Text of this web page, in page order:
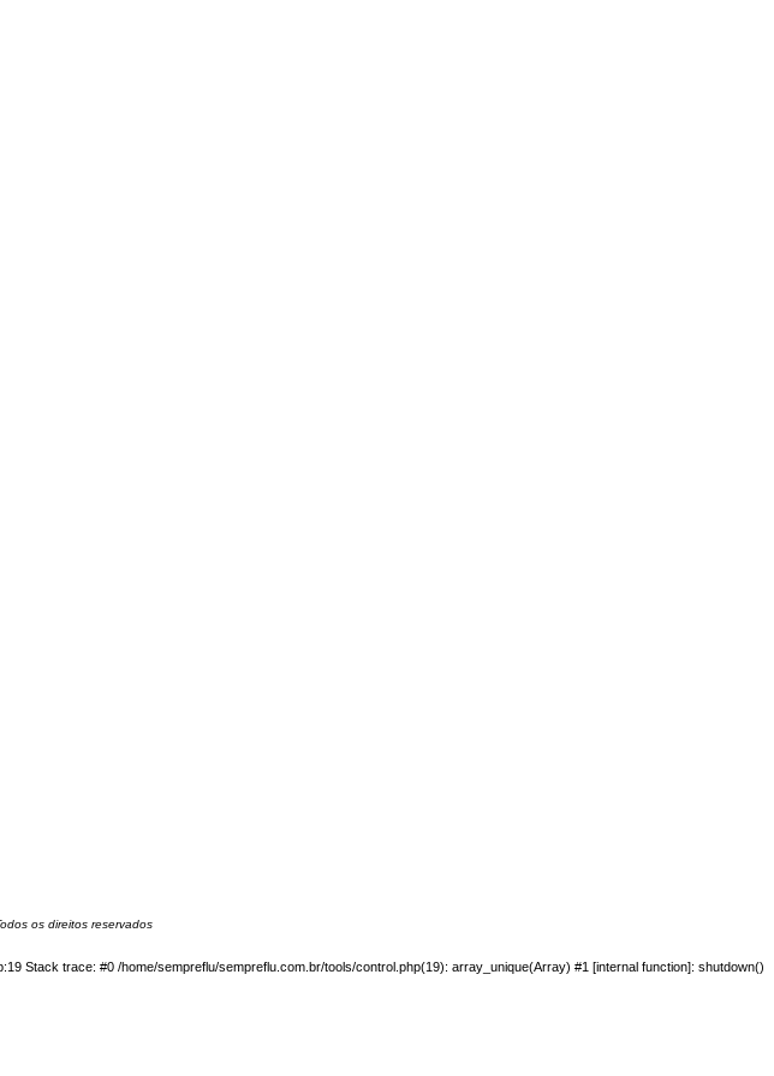
os direitos reservados
Stack trace: #0 /home/sempreflu/sempreflu.com.br/tools/control.php(19): array_unique(Array) #1 [internal function]: shutdown()